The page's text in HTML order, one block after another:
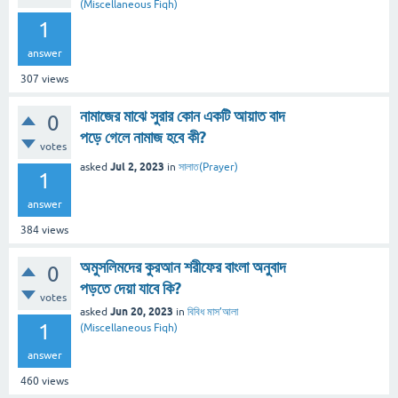
1
answer
307 views
(Miscellaneous Fiqh)
0
votes
1
answer
384 views
নামাজের মাঝে সুরার কোন একটি আয়াত বাদ
পড়ে গেলে নামাজ হবে কী?
asked Jul 2, 2023 in সালাত(Prayer)
0
votes
1
answer
460 views
অমুসলিমদের কুরআন শরীফের বাংলা অনুবাদ
পড়তে দেয়া যাবে কি?
asked Jun 20, 2023 in বিবিধ মাস’আলা
(Miscellaneous Fiqh)